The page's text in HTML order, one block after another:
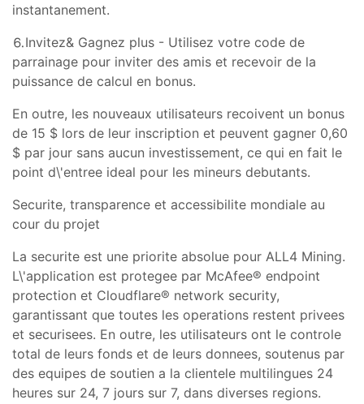
instantanement.
⒍Invitez& Gagnez plus - Utilisez votre code de
parrainage pour inviter des amis et recevoir de la
puissance de calcul en bonus.
En outre, les nouveaux utilisateurs recoivent un bonus
de 15 $ lors de leur inscription et peuvent gagner 0,60
$ par jour sans aucun investissement, ce qui en fait le
point d\'entree ideal pour les mineurs debutants.
Securite, transparence et accessibilite mondiale au
cour du projet
La securite est une priorite absolue pour ALL4 Mining.
L\'application est protegee par McAfee® endpoint
protection et Cloudflare® network security,
garantissant que toutes les operations restent privees
et securisees. En outre, les utilisateurs ont le controle
total de leurs fonds et de leurs donnees, soutenus par
des equipes de soutien a la clientele multilingues 24
heures sur 24, 7 jours sur 7, dans diverses regions.